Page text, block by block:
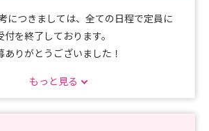
につきましては、全ての日程で定員に
を終了しております。
りがとうございました！
もっと見る